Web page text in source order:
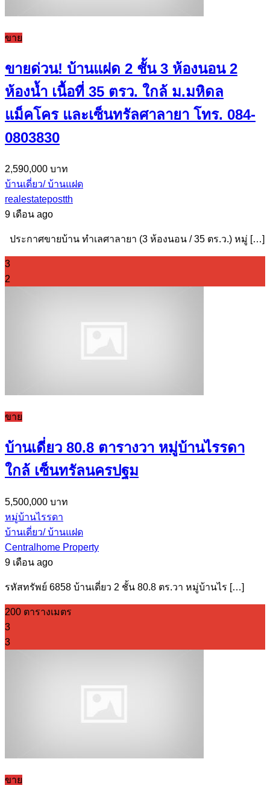
ขาย
ขายด่วน! บ้านแฝด 2 ชั้น 3 ห้องนอน 2
ห้องน้ำ เนื้อที่ 35 ตรว. ใกล้ ม.มหิดล
แม็คโคร และเซ็นทรัลศาลายา โทร. 084-
0803830
2,590,000 บาท
บ้านเดี่ยว/ บ้านแฝด
realestatepostth
9 เดือน ago
ประกาศขายบ้าน ทําเลศาลายา (3 ห้องนอน / 35 ตร.ว.) หมู่ […]
3
2
ขาย
บ้านเดี่ยว 80.8 ตารางวา หมู่บ้านไรรดา
ใกล้ เซ็นทรัลนครปฐม
5,500,000 บาท
หมู่บ้านไรรดา
บ้านเดี่ยว/ บ้านแฝด
Centralhome Property
9 เดือน ago
รหัสทรัพย์ 6858 บ้านเดี่ยว 2 ชั้น 80.8 ตร.วา หมู่บ้านไร […]
200 ตารางเมตร
3
3
ขาย